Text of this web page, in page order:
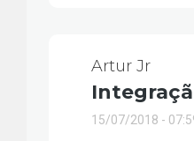
Artur Jr
15/07/2018 -